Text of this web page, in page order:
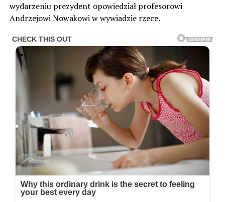
wydarzeniu prezydent opowiedział profesorowi
Andrzejowi Nowakowi w wywiadzie rzece.